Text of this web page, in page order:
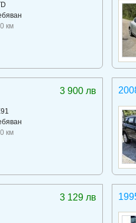
км
3 900 лв
км
3 129 лв